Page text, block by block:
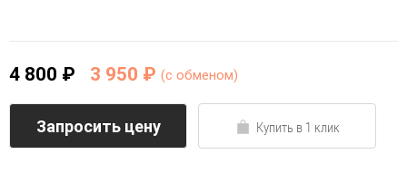
4 800 ₽ 3 950 ₽ (c обменом)
Запросить цену Купить в 1 клик